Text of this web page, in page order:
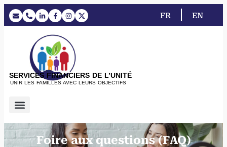
FR EN
SERVICES FINANCIERS DE L’UNITÉ
UNIR LES FAMILLES AVEC LEURS OBJECTIFS
Foire aux questions (FAQ)